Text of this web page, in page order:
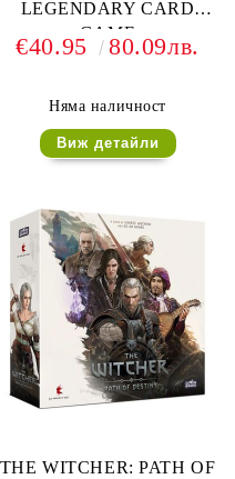
LEGENDARY CARD
GAME
€40.95 80.09лв.
Няма наличност
Виж детайли
THE WITCHER: PATH OF